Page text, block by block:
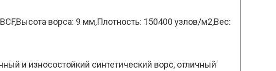
ворса: 9 мм,Плотность: 150400 узлов/м2,Вес:
и износостойкий синтетический ворс, отличный